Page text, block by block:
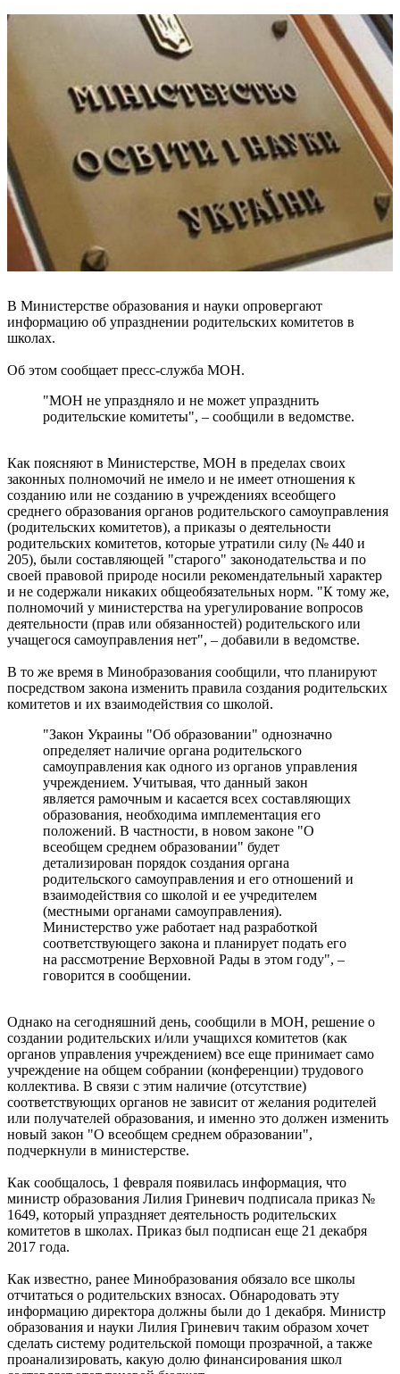
В Министерстве образования и науки опровергают
информацию об упразднении родительских комитетов в
школах.
Об этом сообщает пресс-служба МОН.
"МОН не упраздняло и не может упразднить
родительские комитеты", – сообщили в ведомстве.
Как поясняют в Министерстве, МОН в пределах своих
законных полномочий не имело и не имеет отношения к
созданию или не созданию в учреждениях всеобщего
среднего образования органов родительского самоуправления
(родительских комитетов), а приказы о деятельности
родительских комитетов, которые утратили силу (№ 440 и
205), были составляющей "старого" законодательства и по
своей правовой природе носили рекомендательный характер
и не содержали никаких общеобязательных норм. "К тому же,
полномочий у министерства на урегулирование вопросов
деятельности (прав или обязанностей) родительского или
учащегося самоуправления нет", – добавили в ведомстве.
В то же время в Минобразования сообщили, что планируют
посредством закона изменить правила создания родительских
комитетов и их взаимодействия со школой.
"Закон Украины "Об образовании" однозначно
определяет наличие органа родительского
самоуправления как одного из органов управления
учреждением. Учитывая, что данный закон
является рамочным и касается всех составляющих
образования, необходима имплементация его
положений. В частности, в новом законе "О
всеобщем среднем образовании" будет
детализирован порядок создания органа
родительского самоуправления и его отношений и
взаимодействия со школой и ее учредителем
(местными органами самоуправления).
Министерство уже работает над разработкой
соответствующего закона и планирует подать его
на рассмотрение Верховной Рады в этом году", –
говорится в сообщении.
Однако на сегодняшний день, сообщили в МОН, решение о
создании родительских и/или учащихся комитетов (как
органов управления учреждением) все еще принимает само
учреждение на общем собрании (конференции) трудового
коллектива. В связи с этим наличие (отсутствие)
соответствующих органов не зависит от желания родителей
или получателей образования, и именно это должен изменить
новый закон "О всеобщем среднем образовании",
подчеркнули в министерстве.
Как сообщалось, 1 февраля появилась информация, что
министр образования Лилия Гриневич подписала приказ №
1649, который упраздняет деятельность родительских
комитетов в школах. Приказ был подписан еще 21 декабря
2017 года.
Как известно, ранее Минобразования обязало все школы
отчитаться о родительских взносах. Обнародовать эту
информацию директора должны были до 1 декабря. Министр
образования и науки Лилия Гриневич таким образом хочет
сделать систему родительской помощи прозрачной, а также
проанализировать, какую долю финансирования школ